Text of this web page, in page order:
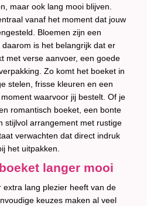
maar ook lang mooi blijven.
vanaf het moment dat jouw
Bloemen zijn een
is het belangrijk dat er
met verse aanvoer, een goede
Zo komt het boeket in
stelen, frisse kleuren en een
waarvoor jij bestelt. Of je
romantisch boeket, een bonte
stijlvol arrangement met rustige
verwachten dat direct indruk
het uitpakken.
langer mooi
extra lang plezier heeft van de
keuzes maken al veel